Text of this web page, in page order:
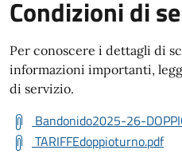
Condizioni di
Per conoscere i dettagli di
informazioni importanti,
di servizio.
Bandonido2025-26-
TARIFFEdoppioturno.pdf